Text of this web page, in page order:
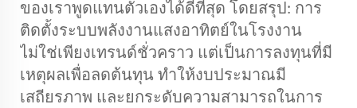
ของเราพูดแทนตัวเองได้ดีที่สุด โดยสรุป: การ
ติดตั้งระบบพลังงานแสงอาทิตย์ในโรงงาน
ไม่ใช่เพียงเทรนด์ชั่วคราว แต่เป็นการลงทุนที่มี
เหตุผลเพื่อลดต้นทุน ทำให้งบประมาณมี
เสถียรภาพ และยกระดับความสามารถในการ